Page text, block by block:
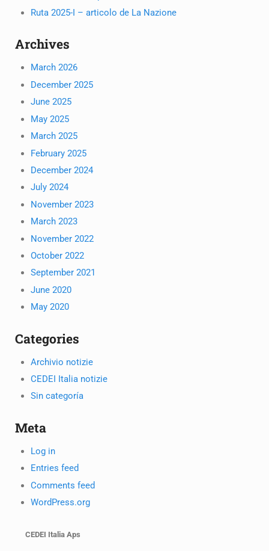
Ruta 2025-I – articolo de La Nazione
Archives
March 2026
December 2025
June 2025
May 2025
March 2025
February 2025
December 2024
July 2024
November 2023
March 2023
November 2022
October 2022
September 2021
June 2020
May 2020
Categories
Archivio notizie
CEDEI Italia notizie
Sin categoría
Meta
Log in
Entries feed
Comments feed
WordPress.org
CEDEI Italia Aps